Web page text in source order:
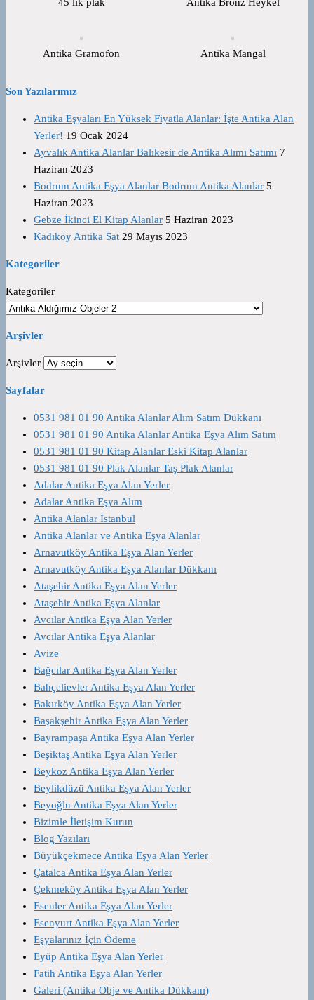
Antika Gramofon Antika Mangal
Son Yazılarımız
Antika Eşyaları En Yüksek Fiyatla Alanlar: İşte Antika Alan
Yerler! 19 Ocak 2024
Ayvalık Antika Alanlar Balıkesir de Antika Alımı Satımı 7
Haziran 2023
Bodrum Antika Eşya Alanlar Bodrum Antika Alanlar 5
Haziran 2023
Gebze İkinci El Kitap Alanlar 5 Haziran 2023
Kadıköy Antika Sat 29 Mayıs 2023
Kategoriler
Kategoriler
Arşivler
Arşivler
Sayfalar
0531 981 01 90 Antika Alanlar Alım Satım Dükkanı
0531 981 01 90 Antika Alanlar Antika Eşya Alım Satım
0531 981 01 90 Kitap Alanlar Eski Kitap Alanlar
0531 981 01 90 Plak Alanlar Taş Plak Alanlar
Adalar Antika Eşya Alan Yerler
Adalar Antika Eşya Alım
Antika Alanlar İstanbul
Antika Alanlar ve Antika Eşya Alanlar
Arnavutköy Antika Eşya Alan Yerler
Arnavutköy Antika Eşya Alanlar Dükkanı
Ataşehir Antika Eşya Alan Yerler
Ataşehir Antika Eşya Alanlar
Avcılar Antika Eşya Alan Yerler
Avcılar Antika Eşya Alanlar
Avize
Bağcılar Antika Eşya Alan Yerler
Bahçelievler Antika Eşya Alan Yerler
Bakırköy Antika Eşya Alan Yerler
Başakşehir Antika Eşya Alan Yerler
Bayrampaşa Antika Eşya Alan Yerler
Beşiktaş Antika Eşya Alan Yerler
Beykoz Antika Eşya Alan Yerler
Beylikdüzü Antika Eşya Alan Yerler
Beyoğlu Antika Eşya Alan Yerler
Bizimle İletişim Kurun
Blog Yazıları
Büyükçekmece Antika Eşya Alan Yerler
Çatalca Antika Eşya Alan Yerler
Çekmeköy Antika Eşya Alan Yerler
Esenler Antika Eşya Alan Yerler
Esenyurt Antika Eşya Alan Yerler
Eşyalarınız İçin Ödeme
Eyüp Antika Eşya Alan Yerler
Fatih Antika Eşya Alan Yerler
Galeri (Antika Obje ve Antika Dükkanı)